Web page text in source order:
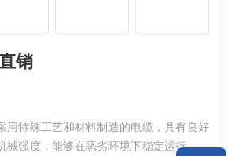
销
用特殊工艺和材料制造的电缆，具有良好
械强度，能够在恶劣环境下稳定运行。其